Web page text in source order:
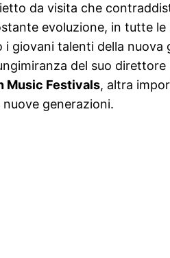
da visita che
evoluzione, in tutte le
giovani talenti della nuova
del suo
Music Festivals, altra
generazioni.